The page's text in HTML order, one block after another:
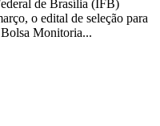
de Brasília (IFB)
o edital de seleção para
Monitoria...